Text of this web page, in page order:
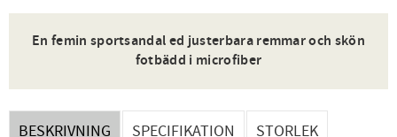
En femin sportsandal ed justerbara remmar och skön
fotbädd i microfiber
BESKRIVNING SPECIFIKATION STORLEK